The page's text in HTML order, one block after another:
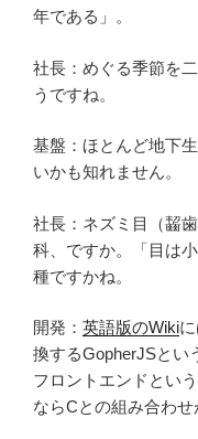
年である」。
社長：めぐる季節を
うですね。
基盤：ほとんど地下
いかも知れません。
社長：ネズミ目（齧
科、ですか。「目は
種ですかね。
開発： 英語版のWiki
換するGopherJSとい
フロントエンドとい
ならCとの組み合わせ